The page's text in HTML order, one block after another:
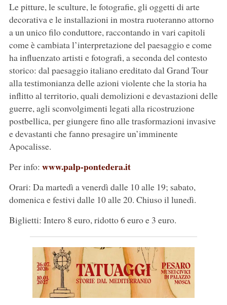
Le pitture, le sculture, le fotografie, gli oggetti di arte
decorativa e le installazioni in mostra ruoteranno attorno
a un unico filo conduttore, raccontando in vari capitoli
come è cambiata l’interpretazione del paesaggio e come
ha influenzato artisti e fotografi, a seconda del contesto
storico: dal paesaggio italiano ereditato dal Grand Tour
alla testimonianza delle azioni violente che la storia ha
inflitto al territorio, quali demolizioni e devastazioni delle
guerre, agli sconvolgimenti legati alla ricostruzione
postbellica, per giungere fino alle trasformazioni invasive
e devastanti che fanno presagire un’imminente
Apocalisse.
Per info: www.palp-pontedera.it
Orari: Da martedì a venerdì dalle 10 alle 19; sabato,
domenica e festivi dalle 10 alle 20. Chiuso il lunedì.
Biglietti: Intero 8 euro, ridotto 6 euro e 3 euro.